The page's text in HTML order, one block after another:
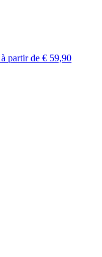
à partir de € 59,90